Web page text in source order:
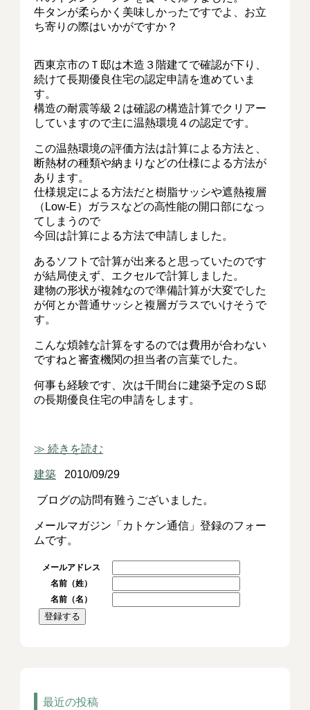
牛タンが柔らかく美味しかったですでよ、お立
ち寄りの際はいかがですか？
西東京市のＴ邸は木造３階建てで確認が下り、
続けて長期優良住宅の認定申請を進めていま
す。
構造の耐震等級２は確認の構造計算でクリアー
していますので主に温熱環境４の認定です。
この温熱環境の評価方法は計算による方法と、
断熱材の種類や納まりなどの仕様による方法が
あります。
仕様規定による方法だと樹脂サッシや遮熱複層
（Low-E）ガラスなどの高性能の開口部になっ
てしまうので
今回は計算による方法で申請しました。
あるソフトで計算が出来ると思っていたのです
が結局使えず、エクセルで計算しました。
建物の形状が複雑なので準備計算が大変でした
が何とか普通サッシと複層ガラスでいけそうで
す。
こんな煩雑な計算をするのでは費用が合わない
ですねと審査機関の担当者の言葉でした。
何事も経験です、次は千間台に建築予定のＳ邸
の長期優良住宅の申請をします。
≫ 続きを読む
建築 2010/09/29
ブログの訪問有難うございました。
メールマガジン「カトケン通信」登録のフォー
ムです。
メールアドレス
名前（姓）
名前（名）
最近の投稿